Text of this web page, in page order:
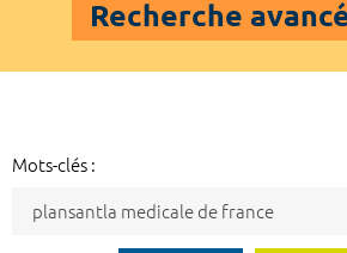
Recherche
Mots-clés :